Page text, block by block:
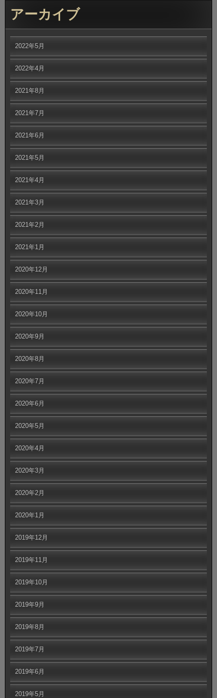
アーカイブ
2022年5月
2022年4月
2021年8月
2021年7月
2021年6月
2021年5月
2021年4月
2021年3月
2021年2月
2021年1月
2020年12月
2020年11月
2020年10月
2020年9月
2020年8月
2020年7月
2020年6月
2020年5月
2020年4月
2020年3月
2020年2月
2020年1月
2019年12月
2019年11月
2019年10月
2019年9月
2019年8月
2019年7月
2019年6月
2019年5月